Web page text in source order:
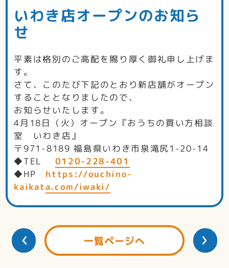
いわき店オープンのお知ら
せ
平素は格別のご高配を賜り厚く御礼申し上げま
す。
さて、このたび下記のとおり新店舗がオープン
することとなりましたので、
お知らせいたします。
4月18日（火）オープン『おうちの買い方相談
室 いわき店』
〒971-8189 福島県いわき市泉滝尻1-20-14
◆TEL 0120-228-401
◆HP https://ouchino-
kaikata.com/iwaki/
一覧ページへ